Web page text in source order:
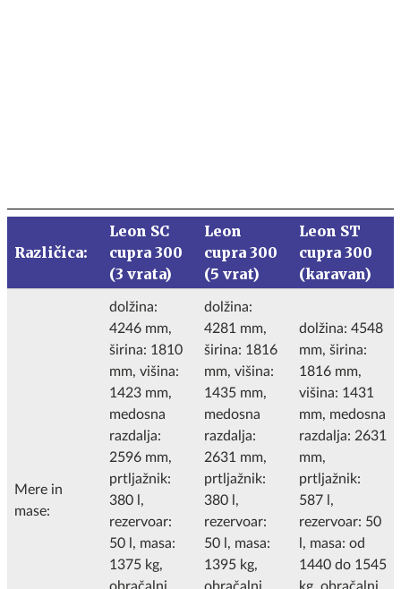
Različica:
Leon SC
cupra 300
(3 vrata)
Leon
cupra 300
(5 vrat)
Leon ST
cupra 300
(karavan)
Mere in
mase:
dolžina:
4246 mm,
širina: 1810
mm, višina:
1423 mm,
medosna
razdalja:
2596 mm,
prtljažnik:
380 l,
rezervoar:
50 l, masa:
1375 kg,
dolžina:
4281 mm,
širina: 1816
mm, višina:
1435 mm,
medosna
razdalja:
2631 mm,
prtljažnik:
380 l,
rezervoar:
50 l, masa:
1395 kg,
dolžina: 4548
mm, širina:
1816 mm,
višina: 1431
mm, medosna
razdalja: 2631
mm,
prtljažnik:
587 l,
rezervoar: 50
l, masa: od
1440 do 1545